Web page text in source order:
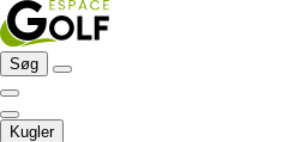
Søg
Kugler